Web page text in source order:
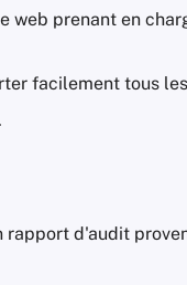
web prenant en
facilement tous
rapport d'audit